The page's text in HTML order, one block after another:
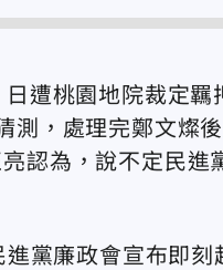
遭桃園地院裁定
測，處理完鄭文燦
認為，說不定民